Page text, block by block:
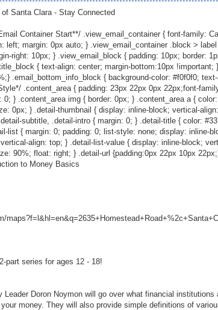
Santa Clara - Stay Connected
Container Start**/ .view_email_container { font-family:
left; margin: 0px auto; } .view_email_container .block >
right: 10px; } .view_email_block { padding: 10px; border:
{ text-align: center; margin-bottom:10px
.email_bottom_info_block { background-color: #f0f0f0;
.content_area { padding: 23px 22px 0px 22px;font-
} .content_area img { border: 0px; } .content_area a {
0px; } .detail-thumbnail { display: inline-block; vertical-
subtitle, .detail-intro { margin: 0; } .detail-title { color:
list { margin: 0; padding: 0; list-style: none; display: inline-
align: top; } .detail-list-value { display: inline-block;
90%; float: right; } .detail-url {padding:0px 22px 10px
to Money Basics
part series for ages 12 - 18!
Doron Noymon will go over what financial
money. They will also provide simple definitions of